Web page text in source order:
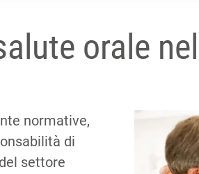
orale
normative,
di
settore